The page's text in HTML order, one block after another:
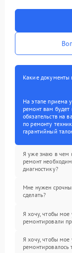
Какие документы
На этапе приема
ремонт вам будет
обязательств на
по ремонту
гарантийный
Я уже знаю в чем
ремонт
диагностику?
Мне нужен
сделать?
Я хочу, чтобы мое
ремонтировали
Я хочу, чтобы мое
ремонтировалось